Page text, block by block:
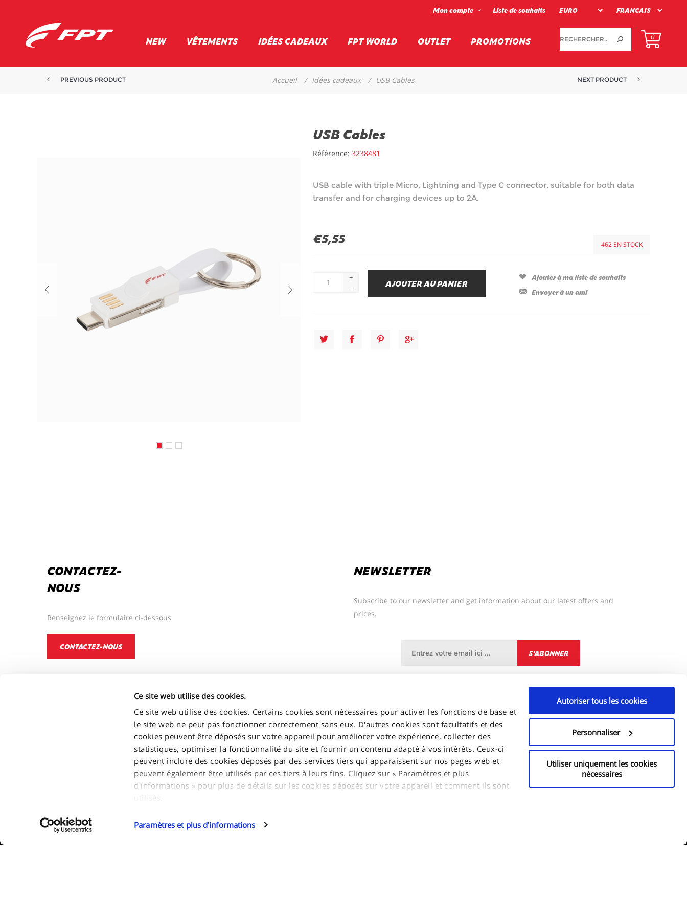
Ce site web utilise des cookies.
Ce site web utilise des cookies. Certains cookies sont nécessaires pour activer les fonctions de base et
le site web ne peut pas fonctionner correctement sans eux. D'autres cookies sont facultatifs et des
cookies peuvent être déposés sur votre appareil pour améliorer votre expérience, collecter des
statistiques, optimiser la fonctionnalité du site et fournir un contenu adapté à vos intérêts. Ceux-ci
peuvent inclure des cookies déposés par des services tiers qui apparaissent sur nos pages web et
peuvent également être utilisés par ces tiers à leurs fins. Cliquez sur « Paramètres et plus
d'informations » pour plus de détails sur les cookies déposés sur votre appareil et comment ils sont
Si vous acceptez tous les cookies facultatifs, cliquez sur « Continuer ».
Paramètres et plus d'informations
Autoriser tous les cookies
Personnaliser
Utiliser uniquement les cookies
nécessaires
Mon compte Liste de souhaits
0
NEW VÊTEMENTS IDÉES CADEAUX FPT WORLD OUTLET PROMOTIONS
Accueil / Idées cadeaux / USB Cables
PREVIOUS PRODUCT NEXT PRODUCT
USB Cables
Référence: 3238481
USB cable with triple Micro, Lightning and Type C connector, suitable for both data
transfer and for charging devices up to 2A.
€5,55 462 EN STOCK
+
-
CONTACTEZ-
NOUS
Renseignez le formulaire ci-dessous
CONTACTEZ-NOUS
NEWSLETTER
Subscribe to our newsletter and get information about our latest offers and
prices.
2011 - 2026 FPT Industrial S.P.A. a brand of IVECO GROUP Via Puglia, 15 10156
INFORMATION
Avis de confidentialité